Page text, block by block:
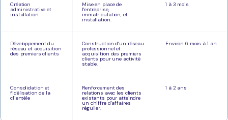
Création
administrative et
installation
Mise en place de
l'entreprise,
immatriculation, et
installation.
1 à 3 mois
Développement du
réseau et acquisition
des premiers clients
Construction d’un réseau
professionnel et
acquisition des premiers
clients pour une activité
stable.
Environ 6 mois à 1 an
Consolidation et
fidélisation de la
clientèle
Renforcement des
relations avec les clients
existants pour atteindre
un chiffre d’affaires
régulier.
1 à 2 ans